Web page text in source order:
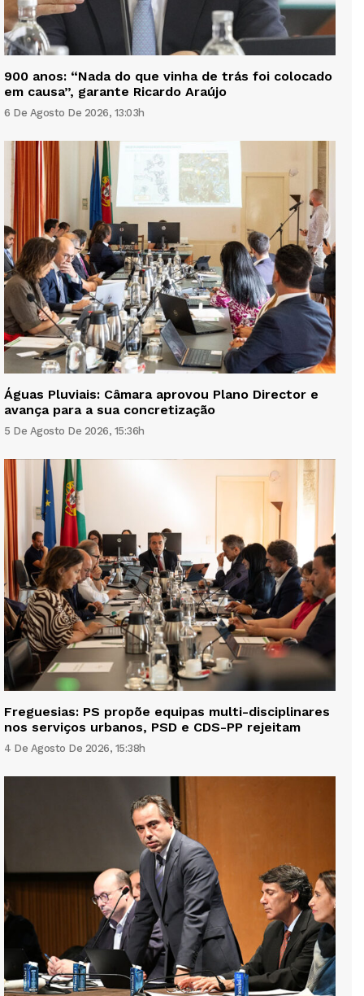
900 anos: “Nada do que vinha de trás foi colocado
em causa”, garante Ricardo Araújo
6 De Agosto De 2026, 13:03h
Águas Pluviais: Câmara aprovou Plano Director e
avança para a sua concretização
5 De Agosto De 2026, 15:36h
Freguesias: PS propõe equipas multi-disciplinares
nos serviços urbanos, PSD e CDS-PP rejeitam
4 De Agosto De 2026, 15:38h